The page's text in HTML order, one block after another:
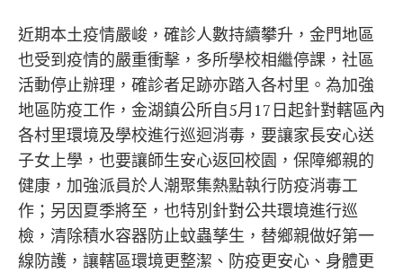
近期本土疫情嚴峻，確診人數持續攀升，金門地區
也受到疫情的嚴重衝擊，多所學校相繼停課，社區
活動停止辦理，確診者足跡亦踏入各村里。為加強
地區防疫工作，金湖鎮公所自5月17日起針對轄區內
各村里環境及學校進行巡迴消毒，要讓家長安心送
子女上學，也要讓師生安心返回校園，保障鄉親的
健康，加強派員於人潮聚集熱點執行防疫消毒工
作；另因夏季將至，也特別針對公共環境進行巡
檢，清除積水容器防止蚊蟲孳生，替鄉親做好第一
線防護，讓轄區環境更整潔、防疫更安心、身體更